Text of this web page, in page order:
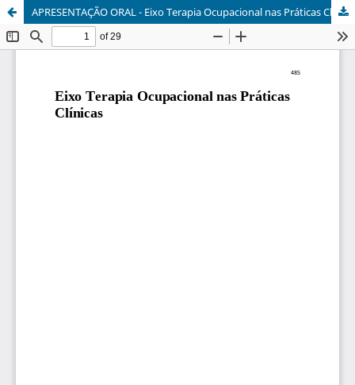
APRESENTAÇÃO ORAL - Eixo Terapia Ocupacional nas Práticas Clínicas 5